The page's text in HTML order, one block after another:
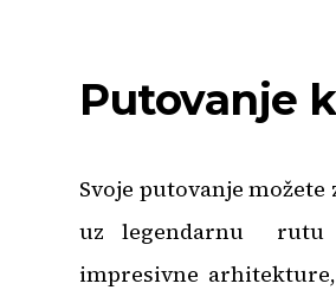
Putovanje
Svoje putovanje
uz legendarnu rutu
impresivne